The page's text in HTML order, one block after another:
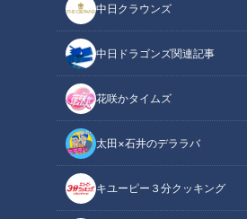
中日クラウンズ
中日ドラゴンズ関連記事
花咲かタイムズ
太田×石井のデララバ
キユーピー３分クッキング
おはよう！うんこ先生
「おはよう！うんこ先生」動画